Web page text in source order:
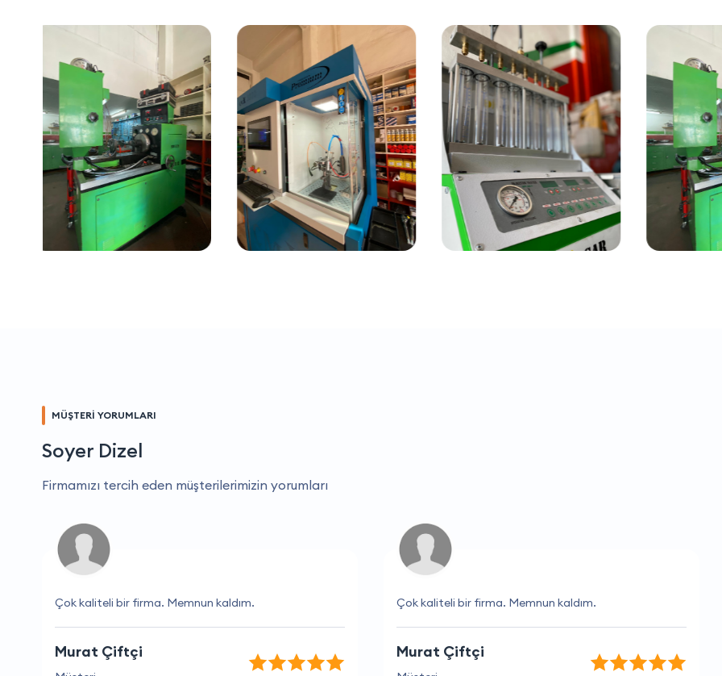
MÜŞTERİ YORUMLARI
Soyer Dizel
Firmamızı tercih eden müşterilerimizin yorumları
Çok kaliteli bir firma. Memnun kaldım.
Murat Çiftçi
Çok kaliteli bir firma. Memnun kaldım.
Murat Çiftçi